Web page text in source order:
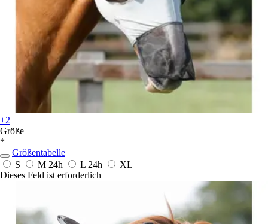
+2
Größe
*
Größentabelle
S
M 24h L 24h
XL
Dieses Feld ist erforderlich